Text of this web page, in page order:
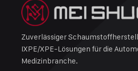
Zuverlässiger
IXPE/XPE-Lösungen für die
Medizinbranche.